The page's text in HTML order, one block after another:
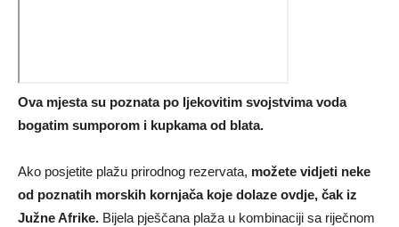
Ova mjesta su poznata po ljekovitim svojstvima voda
bogatim sumporom i kupkama od blata.
Ako posjetite plažu prirodnog rezervata, možete vidjeti neke
od poznatih morskih kornjača koje dolaze ovdje, čak iz
Južne Afrike. Bijela pješčana plaža u kombinaciji sa riječnom